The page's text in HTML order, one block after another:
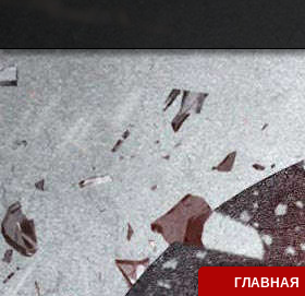
ГЛАВНАЯ